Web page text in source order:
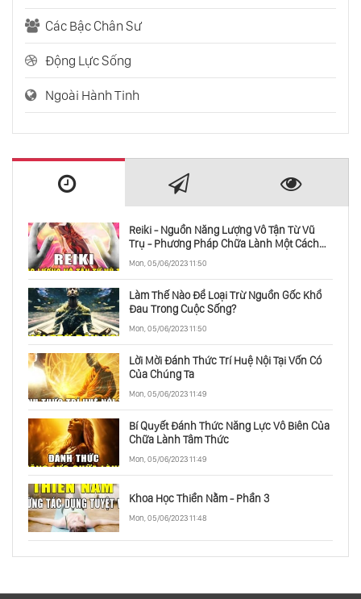
Các Bậc Chân Sư
Động Lực Sống
Ngoài Hành Tinh
Reiki - Nguồn Năng Lượng Vô Tận Từ Vũ
Trụ - Phương Pháp Chữa Lành Một Cách
Mon, 05/06/2023 11:50
Làm Thế Nào Để Loại Trừ Nguồn Gốc Khổ
Đau Trong Cuộc Sống?
Mon, 05/06/2023 11:50
Lời Mời Đánh Thức Trí Huệ Nội Tại Vốn Có
Của Chúng Ta
Mon, 05/06/2023 11:49
Bí Quyết Đánh Thức Năng Lực Vô Biên Của
Chữa Lành Tâm Thức
Mon, 05/06/2023 11:49
Khoa Học Thiền Nằm - Phần 3
Mon, 05/06/2023 11:48